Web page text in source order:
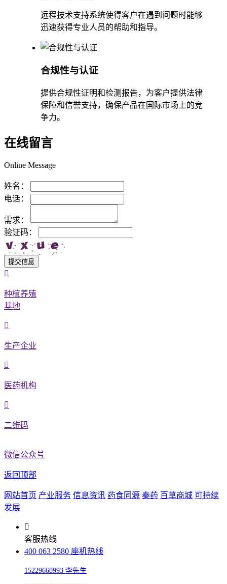
远程技术支持系统使得客户在遇到问题时能够
迅速获得专业人员的帮助和指导。
合规性与认证
提供合规性证明和检测报告，为客户提供法律
保障和信誉支持，确保产品在国际市场上的竞
争力。
在线留言
Online Message
姓名：
电话：
需求：
验证码：
提交信息
种植养殖
基地
生产企业
医药机构
二维码
微信公众号
返回顶部
网站首页 产业服务 信息资讯 药食同源 秦药 百草商城 可持续
发展
客服热线
400 063 2580 座机热线
15229660993 李先生